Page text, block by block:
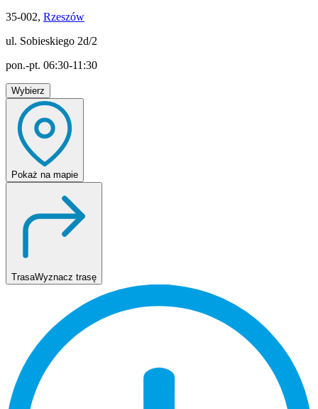
35-002, Rzeszów
ul. Sobieskiego 2d/2
pon.-pt. 06:30-11:30
Wybierz
Pokaż na mapie
TrasaWyznacz trasę